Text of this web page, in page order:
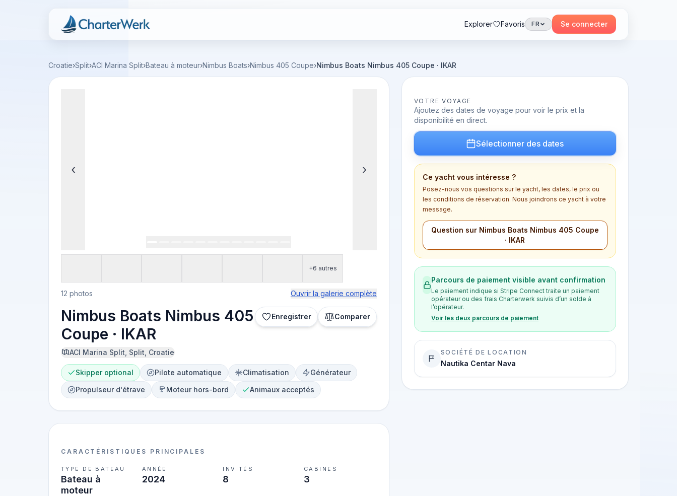
Charterwerk
Explorer Favoris FR Se connecter
Croatie›Split›ACI Marina Split›Bateau à moteur›Nimbus Boats›Nimbus 405 Coupe›Nimbus Boats Nimbus 405 Coupe · IKAR
‹ ›
+6 autres
12 photos Ouvrir la galerie complète
Nimbus Boats Nimbus 405
Coupe · IKAR
Enregistrer Comparer
ACI Marina Split, Split, Croatie
Skipper optional Pilote automatique Climatisation
Générateur
Propulseur d'étrave
Moteur hors-bord Animaux acceptés
CARACTÉRISTIQUES PRINCIPALES
TYPE DE BATEAU
Bateau à
moteur
ANNÉE
2024
INVITÉS
8
CABINES
3
VOTRE VOYAGE
Ajoutez des dates de voyage pour voir le prix et la
disponibilité en direct.
Sélectionner des dates
Ce yacht vous intéresse ?
Posez-nous vos questions sur le yacht, les dates, le prix ou
les conditions de réservation. Nous joindrons ce yacht à votre
message.
Question sur Nimbus Boats Nimbus 405 Coupe
· IKAR
Parcours de paiement visible avant confirmation
Le paiement indique si Stripe Connect traite un paiement
opérateur ou des frais Charterwerk suivis d’un solde à
l’opérateur.
Voir les deux parcours de paiement
SOCIÉTÉ DE LOCATION
Nautika Centar Nava